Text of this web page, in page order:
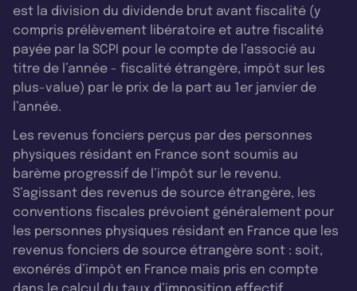
est la division du dividende brut avant fiscalité (y
compris prélèvement libératoire et autre fiscalité
payée par la SCPI pour le compte de l’associé au
titre de l’année - fiscalité étrangère, impôt sur les
plus-value) par le prix de la part au 1er janvier de
l’année.
Les revenus fonciers perçus par des personnes
physiques résidant en France sont soumis au
barème progressif de l’impôt sur le revenu.
S’agissant des revenus de source étrangère, les
conventions fiscales prévoient généralement pour
les personnes physiques résidant en France que les
revenus fonciers de source étrangère sont : soit,
exonérés d’impôt en France mais pris en compte